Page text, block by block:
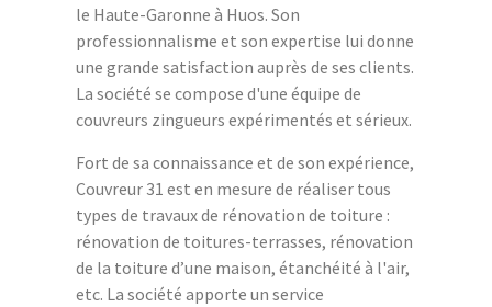
le Haute-Garonne à Huos. Son
professionnalisme et son expertise lui donne
une grande satisfaction auprès de ses clients.
La société se compose d'une équipe de
couvreurs zingueurs expérimentés et sérieux.
Fort de sa connaissance et de son expérience,
Couvreur 31 est en mesure de réaliser tous
types de travaux de rénovation de toiture :
rénovation de toitures-terrasses, rénovation
de la toiture d’une maison, étanchéité à l'air,
etc. La société apporte un service